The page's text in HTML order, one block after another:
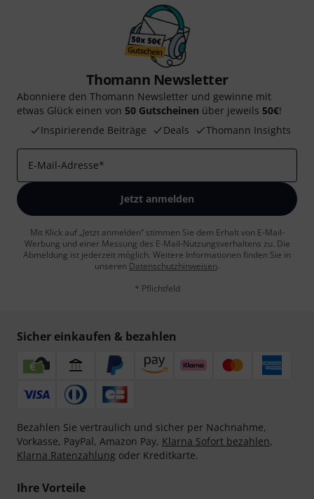
Thomann Newsletter
Abonniere den Thomann Newsletter und gewinne mit
etwas Glück einen von 50 Gutscheinen über jeweils 50€!
Inspirierende Beiträge
Deals Thomann Insights
E-Mail-Adresse*
Jetzt anmelden
Mit Klick auf „Jetzt anmelden“ stimmen Sie dem Erhalt von E-Mail-
Werbung und einer Messung des E-Mail-Nutzungsverhaltens zu. Die
Abmeldung ist jederzeit möglich. Weitere Informationen finden Sie in
unseren Datenschutzhinweisen.
* Pflichtfeld
Sicher einkaufen & bezahlen
Bezahlen Sie vertraulich und sicher per Nachnahme,
Vorkasse, PayPal, Amazon Pay, Klarna Sofort bezahlen,
Klarna Ratenzahlung oder Kreditkarte.
Ihre Vorteile